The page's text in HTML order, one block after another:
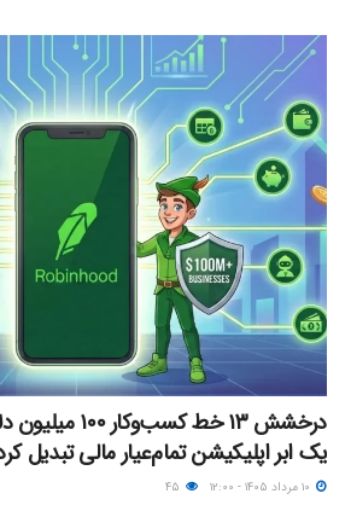
درخشش ۱۳ خط
یک ابر اپلیکیشن تمام‌عیار مالی تبدیل